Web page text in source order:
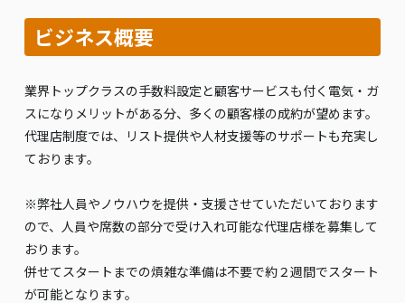
ビジネス概要
業界トップクラスの手数料設定と顧客サービスも付く電気・ガ
スになりメリットがある分、多くの顧客様の成約が望めます。
代理店制度では、リスト提供や人材支援等のサポートも充実し
ております。
※弊社人員やノウハウを提供・支援させていただいております
ので、人員や席数の部分で受け入れ可能な代理店様を募集して
おります。
併せてスタートまでの煩雑な準備は不要で約２週間でスタート
が可能となります。